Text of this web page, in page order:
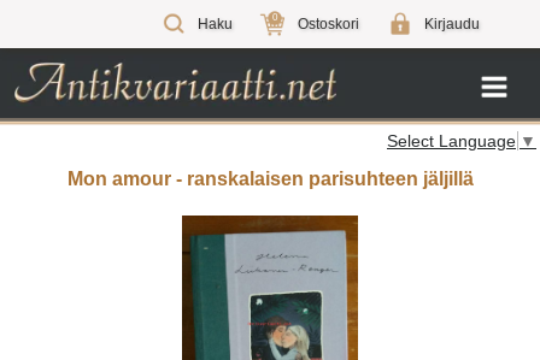
Haku 0 Ostoskori Kirjaudu
Select Language ▼
Mon amour - ranskalaisen parisuhteen jäljillä